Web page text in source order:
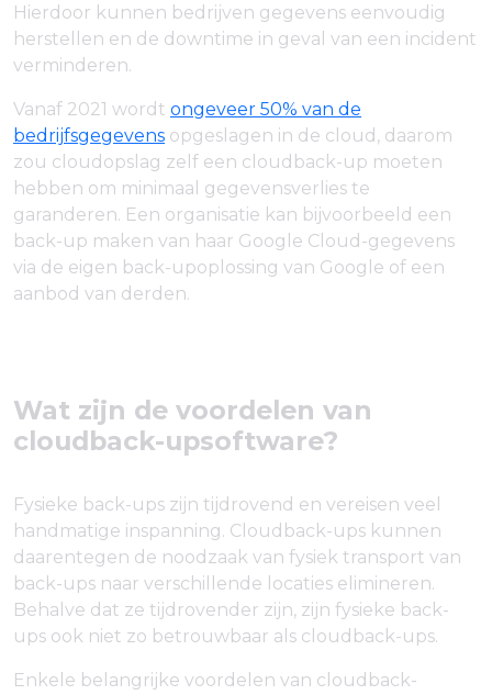
Hierdoor kunnen bedrijven gegevens eenvoudig
herstellen en de downtime in geval van een incident
verminderen.
Vanaf 2021 wordt ongeveer 50% van de
bedrijfsgegevens opgeslagen in de cloud, daarom
zou cloudopslag zelf een cloudback-up moeten
hebben om minimaal gegevensverlies te
garanderen. Een organisatie kan bijvoorbeeld een
back-up maken van haar Google Cloud-gegevens
via de eigen back-upoplossing van Google of een
aanbod van derden.
Wat zijn de voordelen van
cloudback-upsoftware?
Fysieke back-ups zijn tijdrovend en vereisen veel
handmatige inspanning. Cloudback-ups kunnen
daarentegen de noodzaak van fysiek transport van
back-ups naar verschillende locaties elimineren.
Behalve dat ze tijdrovender zijn, zijn fysieke back-
ups ook niet zo betrouwbaar als cloudback-ups.
Enkele belangrijke voordelen van cloudback-